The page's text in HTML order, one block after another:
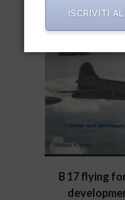
B 17 flying
ISCRIVITI